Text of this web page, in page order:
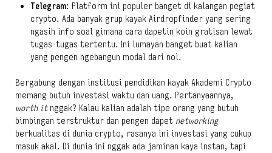
Telegram: Platform ini populer banget di kalangan pegiat
crypto. Ada banyak grup kayak Airdropfinder yang sering
ngasih info soal gimana cara dapetin koin gratisan lewat
tugas-tugas tertentu. Ini lumayan banget buat kalian
yang pengen ngebangun modal dari nol.
Bergabung dengan institusi pendidikan kayak Akademi Crypto
memang butuh investasi waktu dan uang. Pertanyaannya,
worth itnggak? Kalau kalian adalah tipe orang yang butuh
bimbingan terstruktur dan pengen dapet networking
berkualitas di dunia crypto, rasanya ini investasi yang cukup
masuk akal. Di dunia ini nggak ada jaminan kaya instan, tapi